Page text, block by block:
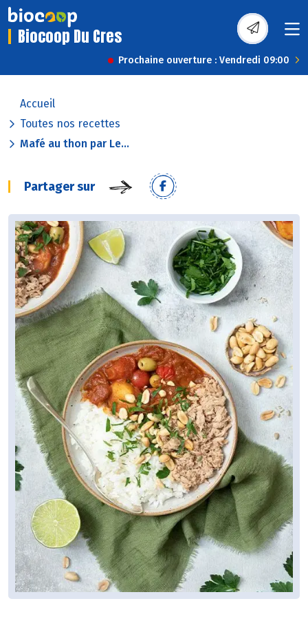
Biocoop Du Cres
Prochaine ouverture : Vendredi 09:00
Accueil
Toutes nos recettes
Mafé au thon par Le...
Partager sur